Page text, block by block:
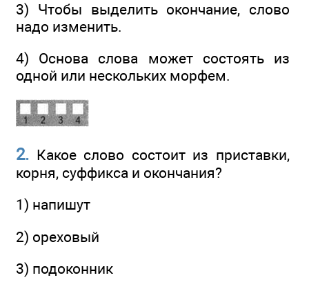
3) Чтобы выделить окончание, слово
надо изменить.
4) Основа слова может состоять из
одной или нескольких морфем.
2. Какое слово состоит из приставки,
корня, суффикса и окончания?
1) напишут
2) ореховый
3) подоконник